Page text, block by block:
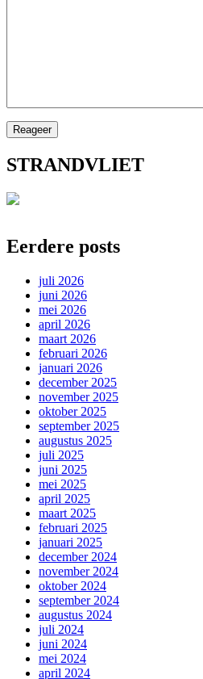
STRANDVLIET
Eerdere posts
juli 2026
juni 2026
mei 2026
april 2026
maart 2026
februari 2026
januari 2026
december 2025
november 2025
oktober 2025
september 2025
augustus 2025
juli 2025
juni 2025
mei 2025
april 2025
maart 2025
februari 2025
januari 2025
december 2024
november 2024
oktober 2024
september 2024
augustus 2024
juli 2024
juni 2024
mei 2024
april 2024